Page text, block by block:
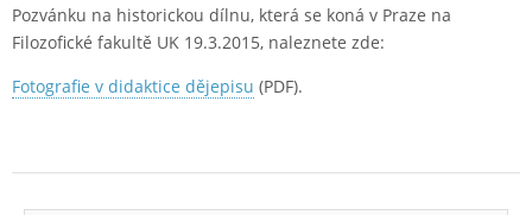
Pozvánku na historickou dílnu, která se koná v Praze na
Filozofické fakultě UK 19.3.2015, naleznete zde:
Fotografie v didaktice dějepisu (PDF).